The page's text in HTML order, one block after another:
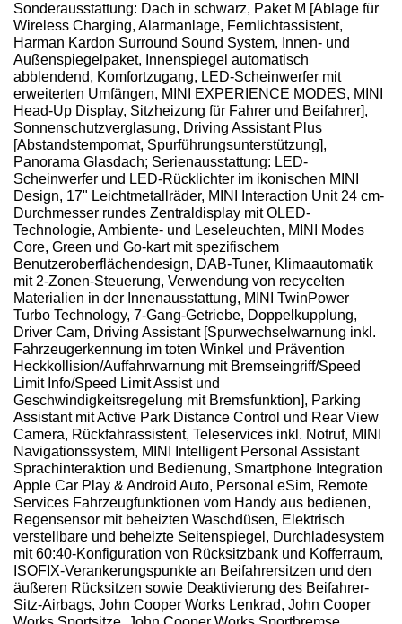
Sonderausstattung: Dach in schwarz, Paket M [Ablage für
Wireless Charging, Alarmanlage, Fernlichtassistent,
Harman Kardon Surround Sound System, Innen- und
Außenspiegelpaket, Innenspiegel automatisch
abblendend, Komfortzugang, LED-Scheinwerfer mit
erweiterten Umfängen, MINI EXPERIENCE MODES, MINI
Head-Up Display, Sitzheizung für Fahrer und Beifahrer],
Sonnenschutzverglasung, Driving Assistant Plus
[Abstandstempomat, Spurführungsunterstützung],
Panorama Glasdach; Serienausstattung: LED-
Scheinwerfer und LED-Rücklichter im ikonischen MINI
Design, 17" Leichtmetallräder, MINI Interaction Unit 24 cm-
Durchmesser rundes Zentraldisplay mit OLED-
Technologie, Ambiente- und Leseleuchten, MINI Modes
Core, Green und Go-kart mit spezifischem
Benutzeroberflächendesign, DAB-Tuner, Klimaautomatik
mit 2-Zonen-Steuerung, Verwendung von recycelten
Materialien in der Innenausstattung, MINI TwinPower
Turbo Technology, 7-Gang-Getriebe, Doppelkupplung,
Driver Cam, Driving Assistant [Spurwechselwarnung inkl.
Fahrzeugerkennung im toten Winkel und Prävention
Heckkollision/Auffahrwarnung mit Bremseingriff/Speed
Limit Info/Speed Limit Assist und
Geschwindigkeitsregelung mit Bremsfunktion], Parking
Assistant mit Active Park Distance Control und Rear View
Camera, Rückfahrassistent, Teleservices inkl. Notruf, MINI
Navigationssystem, MINI Intelligent Personal Assistant
Sprachinteraktion und Bedienung, Smartphone Integration
Apple Car Play & Android Auto, Personal eSim, Remote
Services Fahrzeugfunktionen vom Handy aus bedienen,
Regensensor mit beheizten Waschdüsen, Elektrisch
verstellbare und beheizte Seitenspiegel, Durchladesystem
mit 60:40-Konfiguration von Rücksitzbank und Kofferraum,
ISOFIX-Verankerungspunkte an Beifahrersitzen und den
äußeren Rücksitzen sowie Deaktivierung des Beifahrer-
Sitz-Airbags, John Cooper Works Lenkrad, John Cooper